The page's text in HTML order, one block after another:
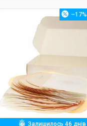
–17%
Залишилось 46 днів